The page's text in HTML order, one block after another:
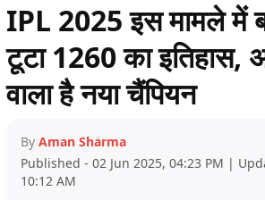
IPL 2025 इस मामले में
टूटा 1260 का इतिहास,
वाला है नया चैंपियन
By Aman Sharma
Published - 02 Jun 2025, 04:23 PM |
10:12 AM